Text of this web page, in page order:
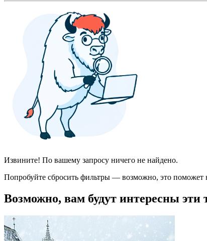
Извините! По вашему запросу ничего не найдено.
Попробуйте сбросить фильтры — возможно, это поможет
Возможно, вам будут интересны эти